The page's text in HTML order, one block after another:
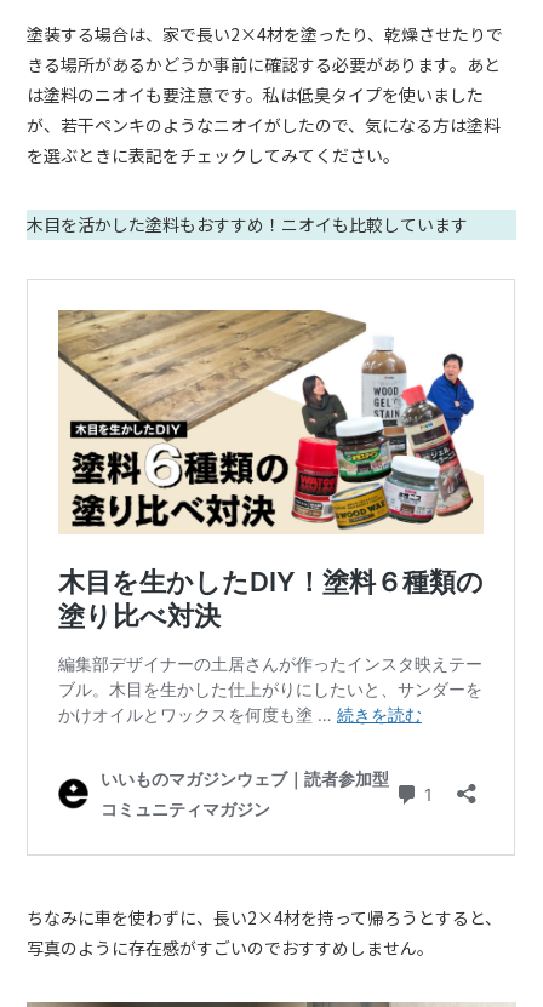
塗装する場合は、家で長い2×4材を塗ったり、乾燥させたりで
きる場所があるかどうか事前に確認する必要があります。あと
は塗料のニオイも要注意です。私は低臭タイプを使いました
が、若干ペンキのようなニオイがしたので、気になる方は塗料
を選ぶときに表記をチェックしてみてください。
木目を活かした塗料もおすすめ！ニオイも比較しています
ちなみに車を使わずに、長い2×4材を持って帰ろうとすると、
写真のように存在感がすごいのでおすすめしません。